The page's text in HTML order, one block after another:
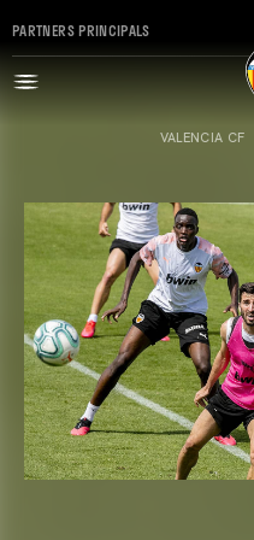
PARTNERS PRINCIPALS
VALENCIA CF